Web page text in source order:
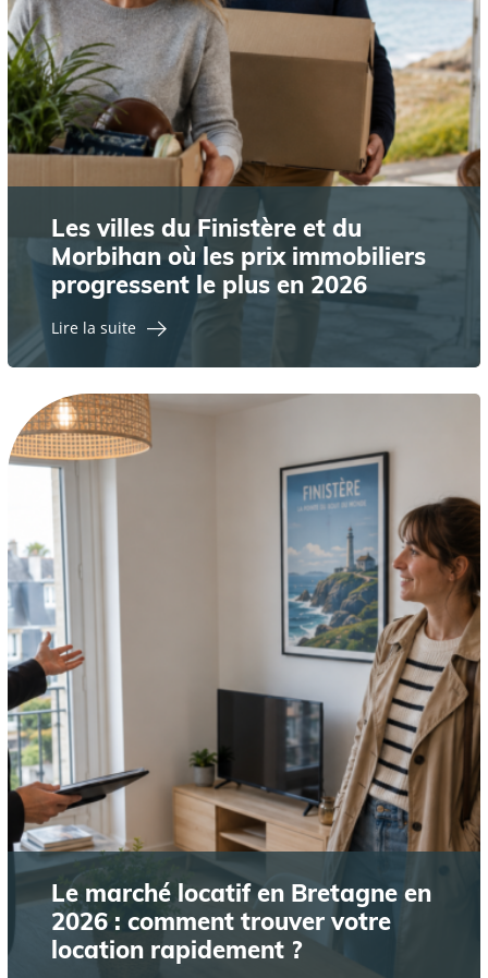
Les villes du Finistère et du
Morbihan où les prix immobiliers
progressent le plus en 2026
Lire la suite
Le marché locatif en Bretagne en
2026 : comment trouver votre
location rapidement ?